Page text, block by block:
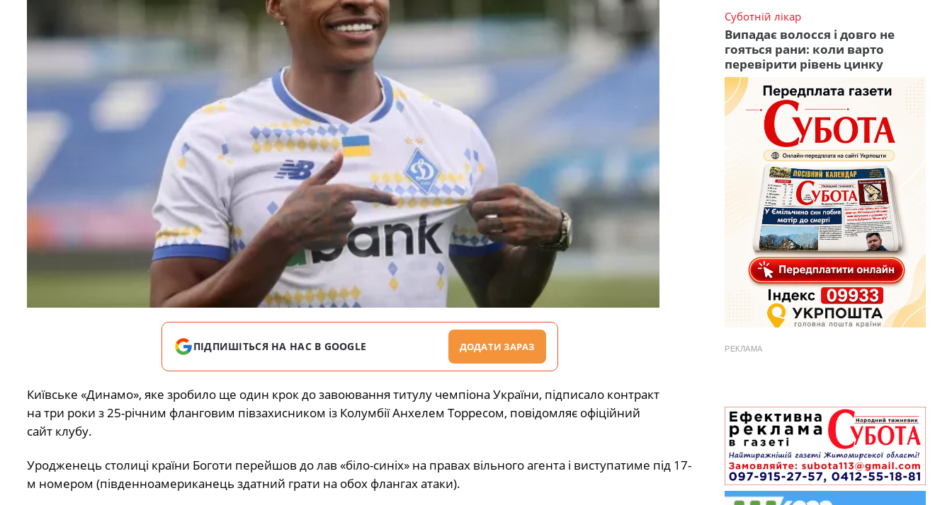
ПІДПИШІТЬСЯ НА НАС В GOOGLE ДОДАТИ ЗАРАЗ
Київське «Динамо», яке зробило ще один крок до завоювання титулу чемпіона України, підписало контракт
на три роки з 25-річним фланговим півзахисником із Колумбії Анхелем Торресом, повідомляє офіційний
сайт клубу.
Уродженець столиці країни Боготи перейшов до лав «біло-синіх» на правах вільного агента і виступатиме під 17-
м номером (південноамериканець здатний грати на обох флангах атаки).
Суботній лікар
Випадає волосся і довго не
гояться рани: коли варто
перевірити рівень цинку
РЕКЛАМА